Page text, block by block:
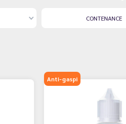
CONTENANCE
Anti-gaspi